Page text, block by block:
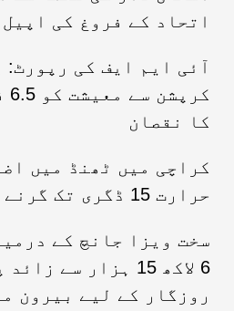
اتحاد کے فروغ کی اپیل
آئی ایم ایف کی رپورٹ:
کا نقصان
کراچی میں ٹھنڈ میں
حرارت 15 ڈگری تک گرنے کا امکان
6 لاکھ 15 ہزار سے
روزگار کے لیے بیرون